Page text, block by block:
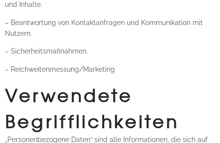
und Inhalte.
– Beantwortung von Kontaktanfragen und Kommunikation mit
Nutzern.
– Sicherheitsmaßnahmen.
– Reichweitenmessung/Marketing
Verwendete
Begrifflichkeiten
„Personenbezogene Daten“ sind alle Informationen, die sich auf